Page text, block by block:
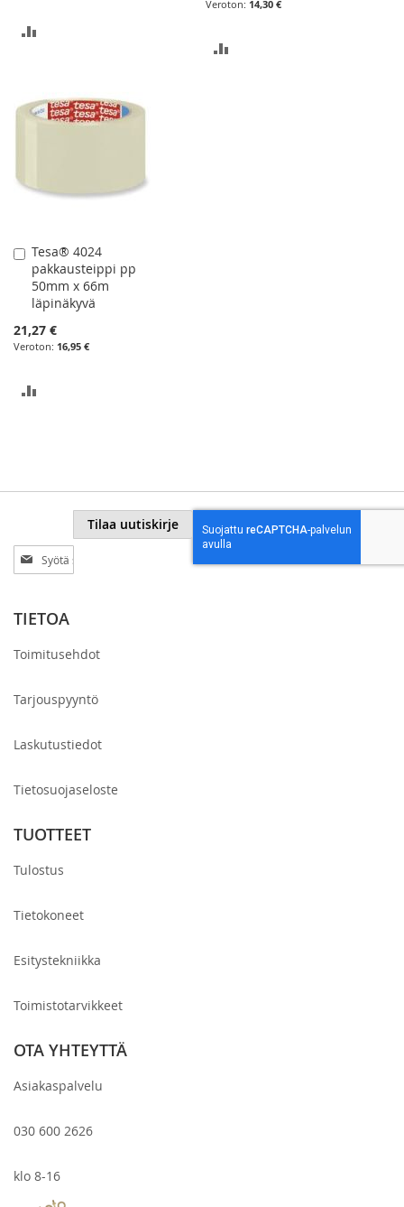
14,30 €
Tesa® 4024
pakkausteippi pp
50mm x 66m
läpinäkyvä
21,27 €
16,95 €
Lisää
ostoskoriin
Tilaa
uutiskirjeemme:
Tilaa uutiskirje
TIETOA
Toimitusehdot
Tarjouspyyntö
Laskutustiedot
Tietosuojaseloste
TUOTTEET
Tulostus
Tietokoneet
Esitystekniikka
Toimistotarvikkeet
OTA YHTEYTTÄ
Asiakaspalvelu
030 600 2626
klo 8-16